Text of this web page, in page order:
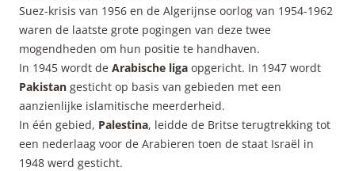
Suez-krisis van 1956 en de Algerijnse oorlog van 1954-1962
waren de laatste grote pogingen van deze twee
mogendheden om hun positie te handhaven.
In 1945 wordt de Arabische liga opgericht. In 1947 wordt
Pakistan gesticht op basis van gebieden met een
aanzienlijke islamitische meerderheid.
In één gebied, Palestina, leidde de Britse terugtrekking tot
een nederlaag voor de Arabieren toen de staat Israël in
1948 werd gesticht.